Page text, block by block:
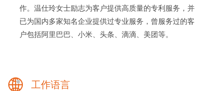
作。温仕玲女士励志为客户提供高质量的专利服务，并
已为国内多家知名企业提供过专业服务，曾服务过的客
户包括阿里巴巴、小米、头条、滴滴、美团等。
工作语言